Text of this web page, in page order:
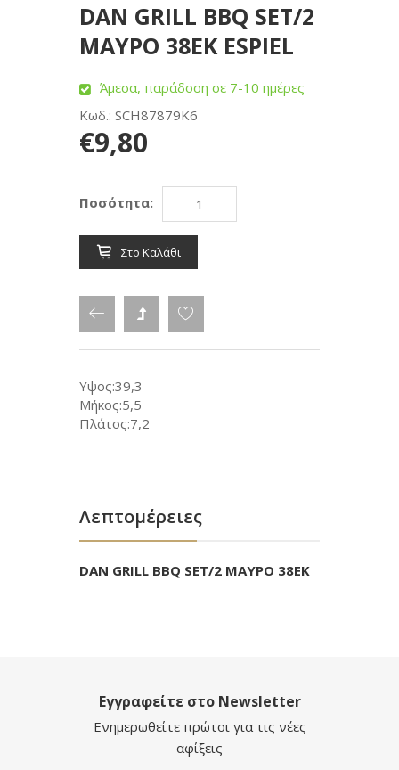
DAN GRILL BBQ SET/2
ΜΑΥΡΟ 38EK ESPIEL
Άμεσα, παράδοση σε 7-10 ημέρες
Κωδ.: SCH87879K6
€9,80
Ποσότητα:
Στο Καλάθι
Υψος:39,3
Μήκος:5,5
Πλάτος:7,2
Λεπτομέρειες
DAN GRILL BBQ SET/2 ΜΑΥΡΟ 38EK
Εγγραφείτε στο Newsletter
Ενημερωθείτε πρώτοι για τις νέες
αφίξεις